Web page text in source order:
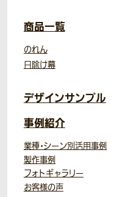
商品一覧
のれん
日除け幕
デザインサンプル
事例紹介
業種・シーン別活用事例
製作事例
フォトギャラリー
お客様の声